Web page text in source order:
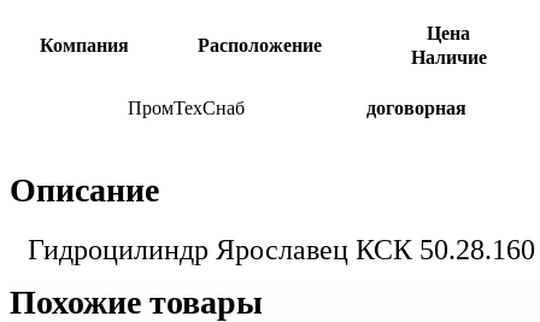
Компания Расположение
Цена
Наличие
ПромТехСнаб договорная
Описание
Гидроцилиндр Ярославец КСК 50.28.160
Похожие товары